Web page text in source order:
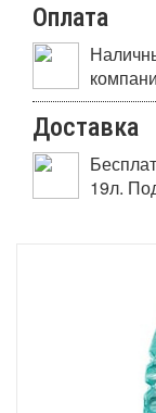
Оплата
Доставка
19л.